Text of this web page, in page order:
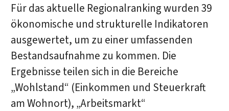
Für das aktuelle Regionalranking wurden 39
ökonomische und strukturelle Indikatoren
ausgewertet, um zu einer umfassenden
Bestandsaufnahme zu kommen. Die
Ergebnisse teilen sich in die Bereiche
„Wohlstand“ (Einkommen und Steuerkraft
am Wohnort), „Arbeitsmarkt“